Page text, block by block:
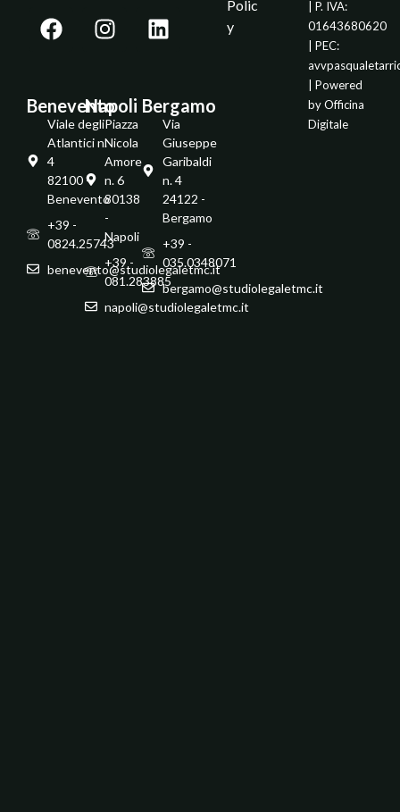
Benevento
Viale degli
Atlantici n.
4
82100 -
Benevento
+39 -
0824.25743
benevento@studiolegaletmc.it
Napoli
Piazza
Nicola
Amore
n. 6
80138
-
Napoli
+39 -
081.283885
napoli@studiolegaletmc.it
Bergamo
Via
Giuseppe
Garibaldi
n. 4
24122 -
Bergamo
+39 -
035.0348071
bergamo@studiolegaletmc.it
Polic
y
| P. IVA:
01643680620
| PEC:
| Powered
byOfficina
Digitale